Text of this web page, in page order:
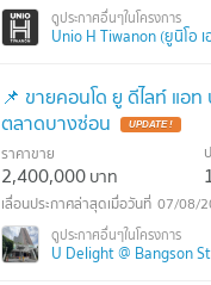
Unio H Tiwanon (ยูนิโอ
📌 ขายคอนโด ยู ดีไลท์ แอ
ตลาดบางซ่อน
UPDATE !
ราคาขาย
2,400,000บาท
07/08/
U Delight @ Bangson